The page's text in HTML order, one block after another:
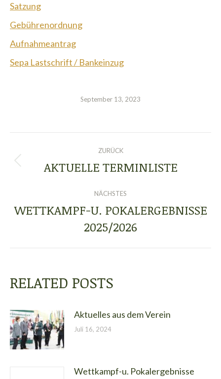
Satzung
Gebührenordnung
Aufnahmeantrag
Sepa Lastschrift / Bankeinzug
September 13, 2023
ZURÜCK
Vorheriger
AKTUELLE TERMINLISTE
NÄCHSTES
Nächster
Beitrag:
WETTKAMPF-U. POKALERGEBNISSE
2025/2026
RELATED POSTS
Aktuelles aus dem Verein
Juli 16, 2024
Wettkampf-u. Pokalergebnisse